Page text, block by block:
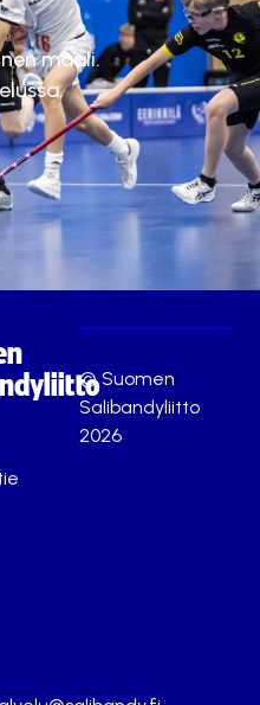
maali.
© Suomen
Salibandyliitto
2026